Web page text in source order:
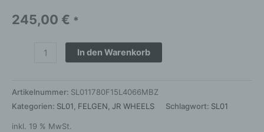
245,00 € *
In den Warenkorb
Artikelnummer: SL011780F15L4066MBZ
Kategorien: SL01 FELGEN JR WHEELS Schlagwort: SL01
inkl. 19 % MwSt.